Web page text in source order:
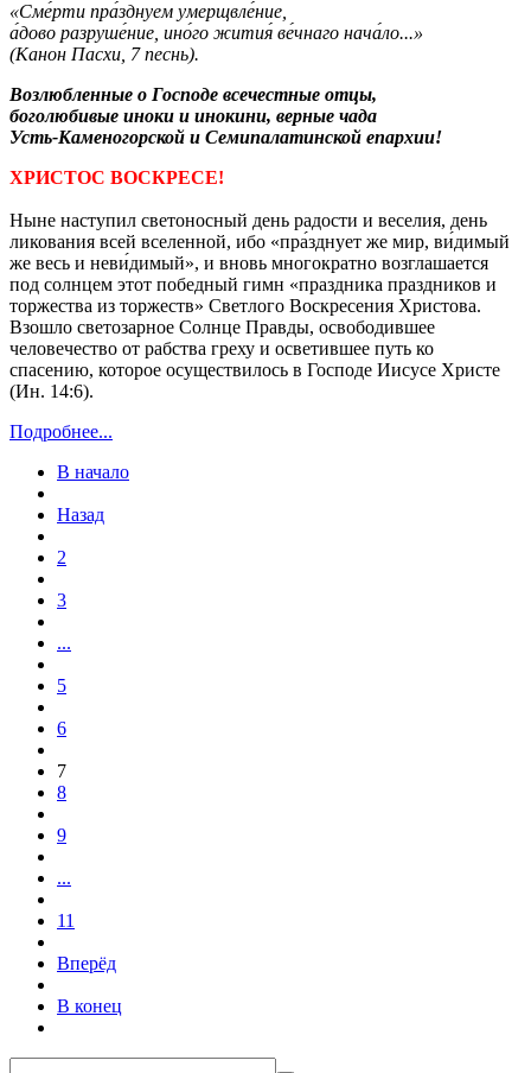
«Сме́рти пра́зднуем умерщвле́ние,
а́дово разруше́ние, ино́го жития́ ве́чнаго нача́ло...»
(Канон Пасхи, 7 песнь).
Возлюбленные о Господе всечестные отцы,
боголюбивые иноки и инокини, верные чада
Усть-Каменогорской и Семипалатинской епархии!
ХРИСТОС ВОСКРЕСЕ!
Ныне наступил светоносный день радости и веселия, день
ликования всей вселенной, ибо «пра́зднует же мир, ви́димый
же весь и неви́димый», и вновь многократно возглашается
под солнцем этот победный гимн «праздника праздников и
торжества из торжеств» Светлого Воскресения Христова.
Взошло светозарное Солнце Правды, освободившее
человечество от рабства греху и осветившее путь ко
спасению, которое осуществилось в Господе Иисусе Христе
(Ин. 14:6).
Подробнее...
В начало
Назад
2
3
...
5
6
7
8
9
...
11
Вперёд
В конец